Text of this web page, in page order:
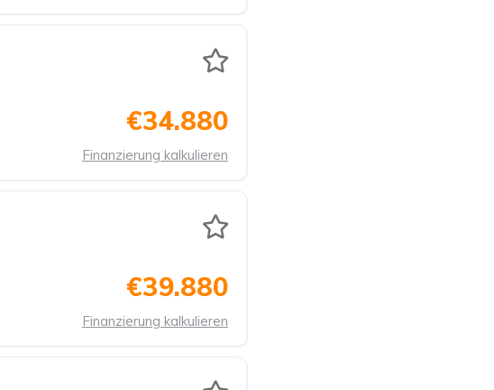
€34.880
Finanzierung kalkulieren
€39.880
Finanzierung kalkulieren